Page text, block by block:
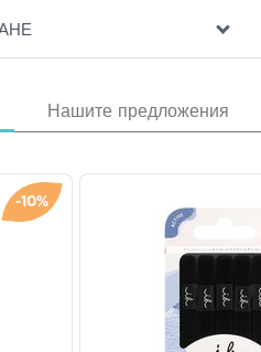
Нашите предложения
-10%